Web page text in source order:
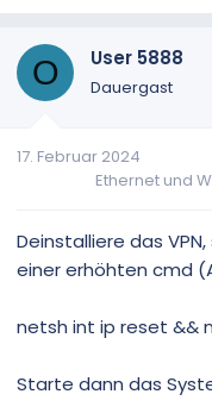
O User 5888
Dauergast
17. Februar 2024
Ethernet und
Deinstalliere das
einer erhöhten cmd
netsh int ip reset &&
Starte dann das